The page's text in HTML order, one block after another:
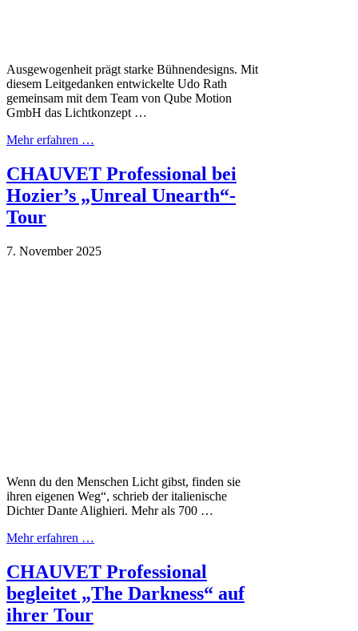
Ausgewogenheit prägt starke Bühnendesigns. Mit
diesem Leitgedanken entwickelte Udo Rath
gemeinsam mit dem Team von Qube Motion
GmbH das Lichtkonzept …
Mehr erfahren …
CHAUVET Professional bei
Hozier’s „Unreal Unearth“-
Tour
7. November 2025
Wenn du den Menschen Licht gibst, finden sie
ihren eigenen Weg“, schrieb der italienische
Dichter Dante Alighieri. Mehr als 700 …
Mehr erfahren …
CHAUVET Professional
begleitet „The Darkness“ auf
ihrer Tour